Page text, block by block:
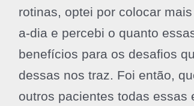
rotinas, optei por colocar
a-dia e percebi o quanto
benefícios para os desafios
dessas nos traz. Foi então,
outros pacientes todas essas